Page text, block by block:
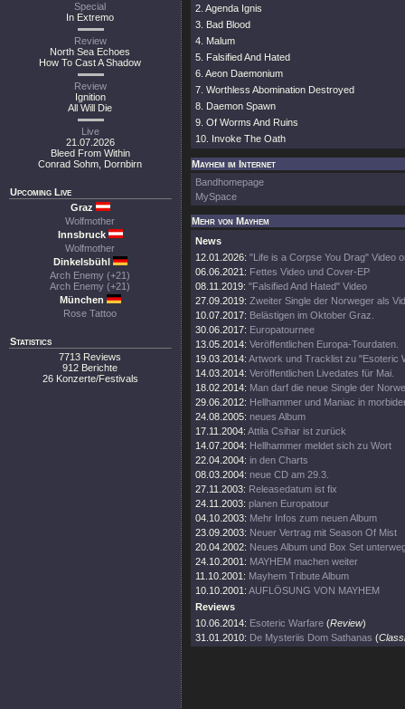
Special
In Extremo
Review
North Sea Echoes
How To Cast A Shadow
Review
Ignition
All Will Die
Live
21.07.2026
Bleed From Within
Conrad Sohm, Dornbirn
Upcoming Live
Graz
Wolfmother
Innsbruck
Wolfmother
Dinkelsbühl
Arch Enemy (+21)
Arch Enemy (+21)
München
Rose Tattoo
Statistics
7713 Reviews
912 Berichte
26 Konzerte/Festivals
2. Agenda Ignis
3. Bad Blood
4. Malum
5. Falsified And Hated
6. Aeon Daemonium
7. Worthless Abomination Destroyed
8. Daemon Spawn
9. Of Worms And Ruins
10. Invoke The Oath
Mayhem im Internet
Bandhomepage
MySpace
Mehr von Mayhem
News
12.01.2026: "Life is a Corpse You Drag" Video
06.06.2021: Fettes Video und Cover-EP
08.11.2019: "Falsified And Hated" Video
27.09.2019: Zweiter Single der Norweger als
10.07.2017: Belästigen im Oktober Graz.
30.06.2017: Europatournee
13.05.2014: Veröffentlichen Europa-Tourdaten.
19.03.2014: Artwork und Tracklist zu "Esoteric
14.03.2014: Veröffentlichen Livedates für Mai.
18.02.2014: Man darf die neue Single der
29.06.2012: Hellhammer und Maniac in
24.08.2005: neues Album
17.11.2004: Attila Csihar ist zurück
14.07.2004: Hellhammer meldet sich zu Wort
22.04.2004: in den Charts
08.03.2004: neue CD am 29.3.
27.11.2003: Releasedatum ist fix
24.11.2003: planen Europatour
04.10.2003: Mehr Infos zum neuen Album
23.09.2003: Neuer Vertrag mit Season Of Mist
20.04.2002: Neues Album und Box Set
24.10.2001: MAYHEM machen weiter
11.10.2001: Mayhem Tribute Album
10.10.2001: AUFLÖSUNG VON MAYHEM
Reviews
10.06.2014: Esoteric Warfare (Review)
31.01.2010: De Mysteriis Dom Sathanas (